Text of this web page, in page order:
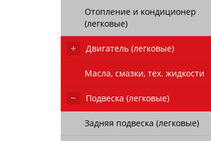
Отопление и кондиционер
(легковые)
Двигатель (легковые)
Масла, смазки, тех. жидкости
Подвеска (легковые)
Задняя подвеска (легковые)